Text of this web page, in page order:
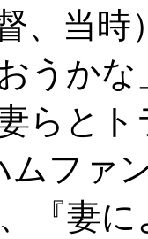
、当
うか
らと
ムファ
『妻